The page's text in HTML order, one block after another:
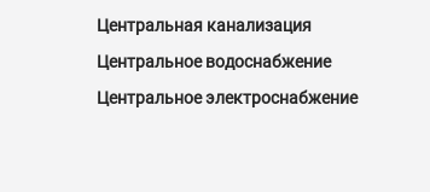
Центральная канализация
Центральное водоснабжение
Центральное электроснабжение